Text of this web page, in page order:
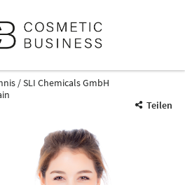
SLI Chemicals GmbH
Teilen